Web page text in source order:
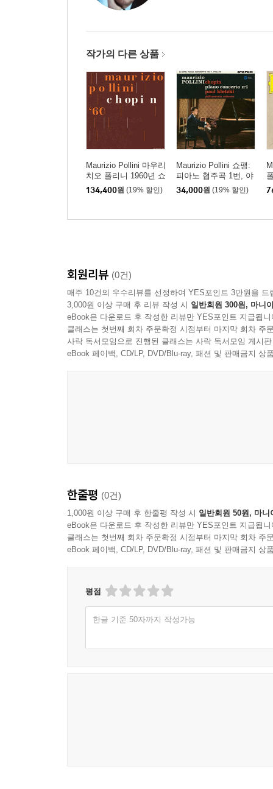
작가의 다른 상품
Maurizio Pollini 마우리
치오 폴리니 1960년 쇼
팽 콩쿠르 실황 (Chopin
Piano Competition 196
134,400원 (19% 할인)
Maurizio Pollini 쇼팽:
피아노 협주곡 1번, 야
상곡 4, 5, 7 & 8번 (Cho
pin: Piano Concerto N
Hybrid]
34,000원 (19% 할인)
회원리뷰 (0건)
매주 10건의 우수리뷰를 선정하여 YES포인트 3만원을 드
3,000원 이상 구매 후 리뷰 작성 시 일반회원 300원, 마니
eBook은 다운로드 후 작성한 리뷰만 YES포인트 지급됩니
클래스는 첫번째 회차 주문확정 시점부터 마지막 회차 주
사락 독서모임으로 진행된 클래스는 사락 독서모임 게시
eBook 페이백, CD/LP, DVD/Blu-ray, 패션 및 판매금지 상
한줄평 (0건)
1,000원 이상 구매 후 한줄평 작성 시 일반회원 50원, 마니
eBook은 다운로드 후 작성한 리뷰만 YES포인트 지급됩니
클래스는 첫번째 회차 주문확정 시점부터 마지막 회차 주
eBook 페이백, CD/LP, DVD/Blu-ray, 패션 및 판매금지 상
평점
한글 기준 50자까지 작성가능